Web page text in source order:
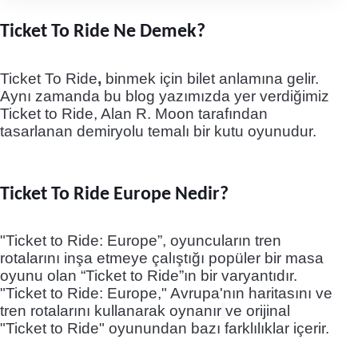
Ticket To Ride Ne Demek?
Ticket To Ride, binmek için bilet anlamına gelir.
Aynı zamanda bu blog yazımızda yer verdiğimiz
Ticket to Ride, Alan R. Moon tarafından
tasarlanan demiryolu temalı bir kutu oyunudur.
Ticket To Ride Europe Nedir?
"Ticket to Ride: Europe”, oyuncuların tren
rotalarını inşa etmeye çalıştığı popüler bir masa
oyunu olan “Ticket to Ride”ın bir varyantıdır.
"Ticket to Ride: Europe," Avrupa'nın haritasını ve
tren rotalarını kullanarak oynanır ve orijinal
"Ticket to Ride" oyunundan bazı farklılıklar içerir.